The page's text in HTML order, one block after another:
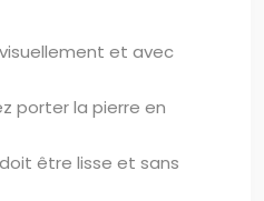
et avec
porter la pierre en
être lisse et sans